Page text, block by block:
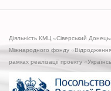
тримає
оборону
Діяльність КМЦ «Сіверський
Міжнародного фонду
рамках реалізації проекту